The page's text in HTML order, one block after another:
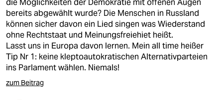
die Möglichkeiten der Demokratie mit offenen Augen
bereits abgewählt wurde? Die Menschen in Russland
können sicher davon ein Lied singen was Wiederstand
ohne Rechtstaat und Meinungsfreiehiet heißt.
Lasst uns in Europa davon lernen. Mein all time heißer
Tip Nr 1: keine kleptoautokratischen Alternativparteien
ins Parlament wählen. Niemals!
zum Beitrag